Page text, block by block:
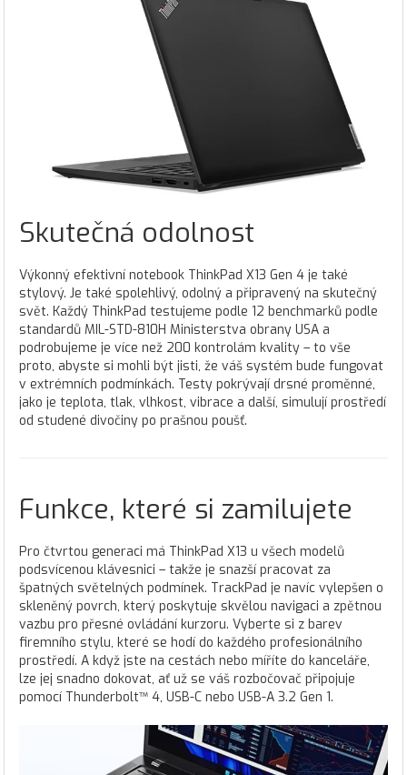
Skutečná odolnost
Výkonný efektivní notebook ThinkPad X13 Gen 4 je také
stylový. Je také spolehlivý, odolný a připravený na skutečný
svět. Každý ThinkPad testujeme podle 12 benchmarků podle
standardů MIL-STD-810H Ministerstva obrany USA a
podrobujeme je více než 200 kontrolám kvality – to vše
proto, abyste si mohli být jisti, že váš systém bude fungovat
v extrémních podmínkách. Testy pokrývají drsné proměnné,
jako je teplota, tlak, vlhkost, vibrace a další, simulují prostředí
od studené divočiny po prašnou poušť.
Funkce, které si zamilujete
Pro čtvrtou generaci má ThinkPad X13 u všech modelů
podsvícenou klávesnici – takže je snazší pracovat za
špatných světelných podmínek. TrackPad je navíc vylepšen o
skleněný povrch, který poskytuje skvělou navigaci a zpětnou
vazbu pro přesné ovládání kurzoru. Vyberte si z barev
firemního stylu, které se hodí do každého profesionálního
prostředí. A když jste na cestách nebo míříte do kanceláře,
lze jej snadno dokovat, ať už se váš rozbočovač připojuje
pomocí Thunderbolt™ 4, USB-C nebo USB-A 3.2 Gen 1.